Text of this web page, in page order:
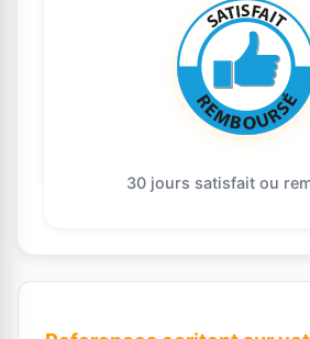
30 jours satisfait ou